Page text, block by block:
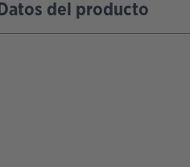
Datos del producto